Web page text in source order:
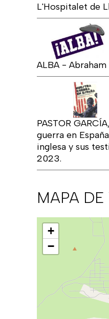
L'Hospitalet de
ALBA -
PASTOR
guerra en
inglesa y sus
2023.
MAPA
Mapa
+
−